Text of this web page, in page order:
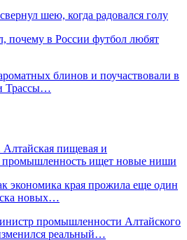
шею, когда радовался голу
почему в России футбол любят
блинов и поучаствовали в
Трассы…
пищевая и
промышленность ищет новые ниши
экономика края прожила еще один
новых…
промышленности Алтайского
реальный…